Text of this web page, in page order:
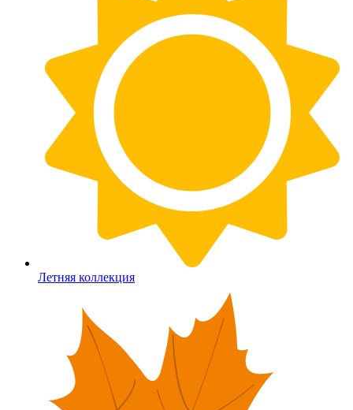
Летняя коллекция